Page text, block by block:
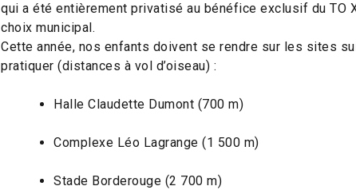
qui a été entièrement privatisé au bénéfice exclusif du TO
choix municipal.
Cette année, nos enfants doivent se rendre sur les sites
pratiquer (distances à vol d’oiseau) :
Halle Claudette Dumont (700 m)
Complexe Léo Lagrange (1 500 m)
Stade Borderouge (2 700 m)